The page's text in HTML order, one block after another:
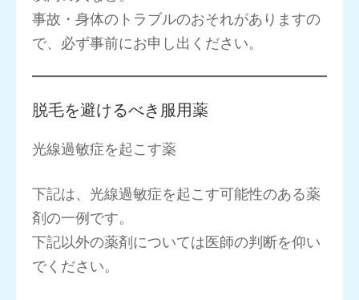
事故・身体のトラブルのおそれがありますの
で、必ず事前にお申し出ください。
脱毛を避けるべき服用薬
光線過敏症を起こす薬
下記は、光線過敏症を起こす可能性のある薬
剤の一例です。
下記以外の薬剤については医師の判断を仰い
でください。